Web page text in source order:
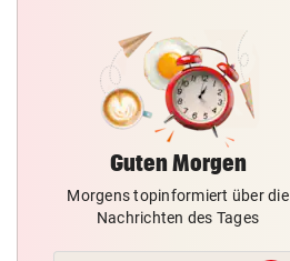
Guten Morgen
Morgens topinformiert über die
Nachrichten des Tages